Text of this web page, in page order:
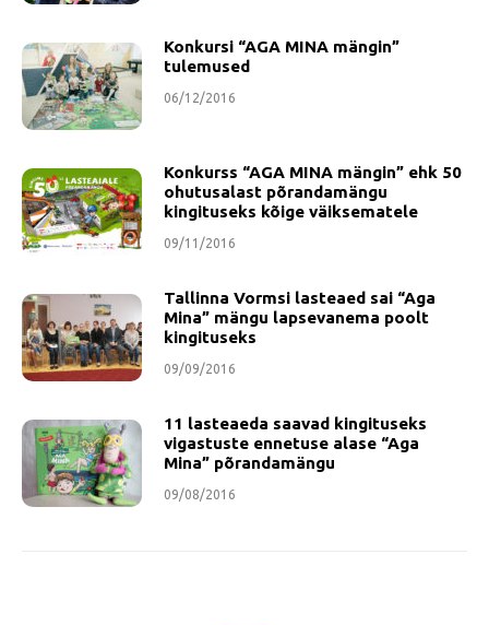
Konkursi “AGA MINA mängin”
tulemused
06/12/2016
Konkurss “AGA MINA mängin” ehk 50
ohutusalast põrandamängu
kingituseks kõige väiksematele
09/11/2016
Tallinna Vormsi lasteaed sai “Aga
Mina” mängu lapsevanema poolt
kingituseks
09/09/2016
11 lasteaeda saavad kingituseks
vigastuste ennetuse alase “Aga
Mina” põrandamängu
09/08/2016